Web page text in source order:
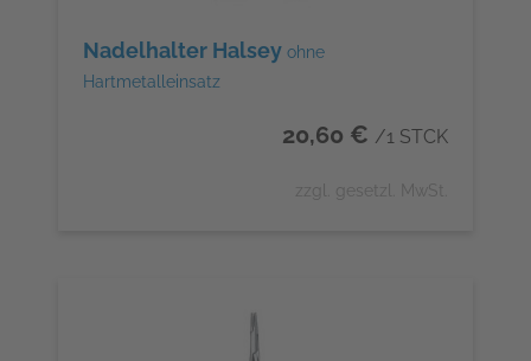
Nadelhalter Halsey ohne
Hartmetalleinsatz
20,60 € /1 STCK
zzgl. gesetzl. MwSt.